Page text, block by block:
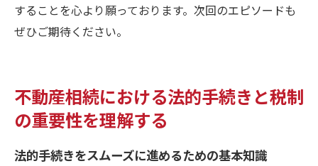
することを心より願っております。次回のエピソードも
ぜひご期待ください。
不動産相続における法的手続きと税制
の重要性を理解する
法的手続きをスムーズに進めるための基本知識